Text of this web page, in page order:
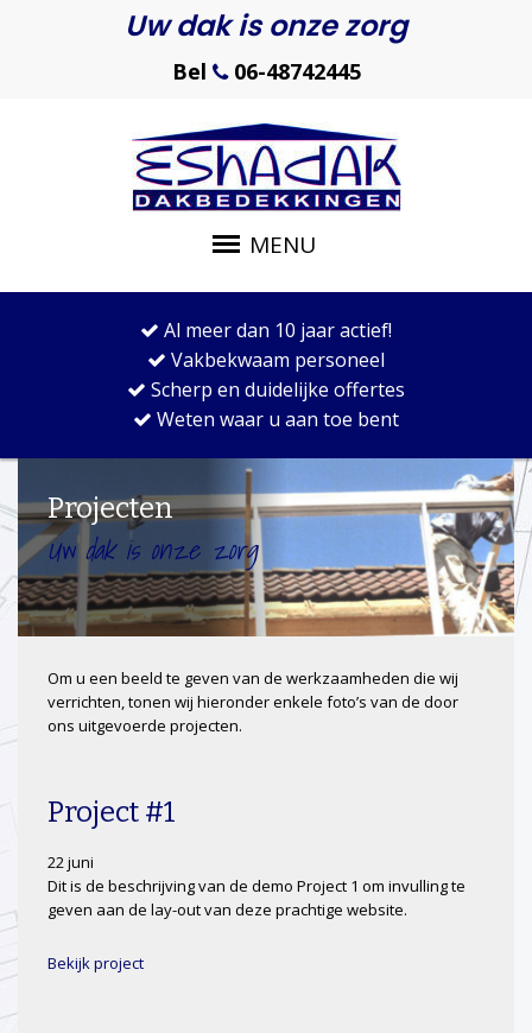
Uw dak is onze zorg
Bel 06-48742445
MENU
Al meer dan 10 jaar actief!
Vakbekwaam personeel
Scherp en duidelijke offertes
Weten waar u aan toe bent
Projecten
Uw dak is onze zorg
Om u een beeld te geven van de werkzaamheden die wij
verrichten, tonen wij hieronder enkele foto’s van de door
ons uitgevoerde projecten.
Project #1
22 juni
Dit is de beschrijving van de demo Project 1 om invulling te
geven aan de lay-out van deze prachtige website.
Bekijk project